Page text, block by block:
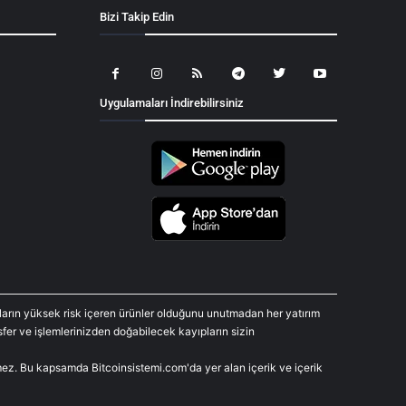
Bizi Takip Edin
Uygulamaları İndirebilirsiniz
yüksek risk içeren ürünler olduğunu unutmadan her yatırım
ve işlemlerinizden doğabilecek kayıpların sizin
Bu kapsamda Bitcoinsistemi.com'da yer alan içerik ve içerik